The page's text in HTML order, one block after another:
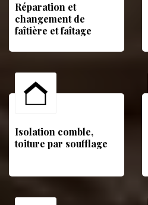
Réparation et
changement de
faîtière et faîtage
Isolation comble,
toiture par soufflage